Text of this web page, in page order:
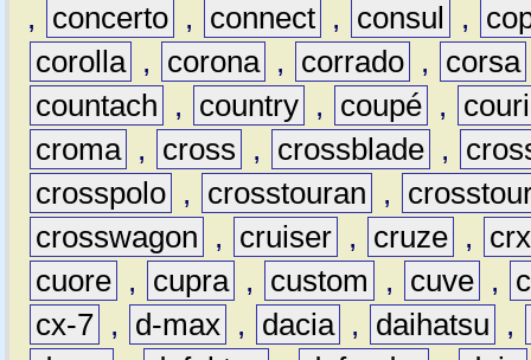
,
concerto , connect , consul ,
corolla , corona , corrado , corsa
countach
, country , coupé ,
croma , cross , crossblade ,
crosspolo , crosstouran ,
crosswagon
, cruiser , cruze ,
crx
cuore , cupra , custom , cuve ,
cx-7 , d-max , dacia , daihatsu
,